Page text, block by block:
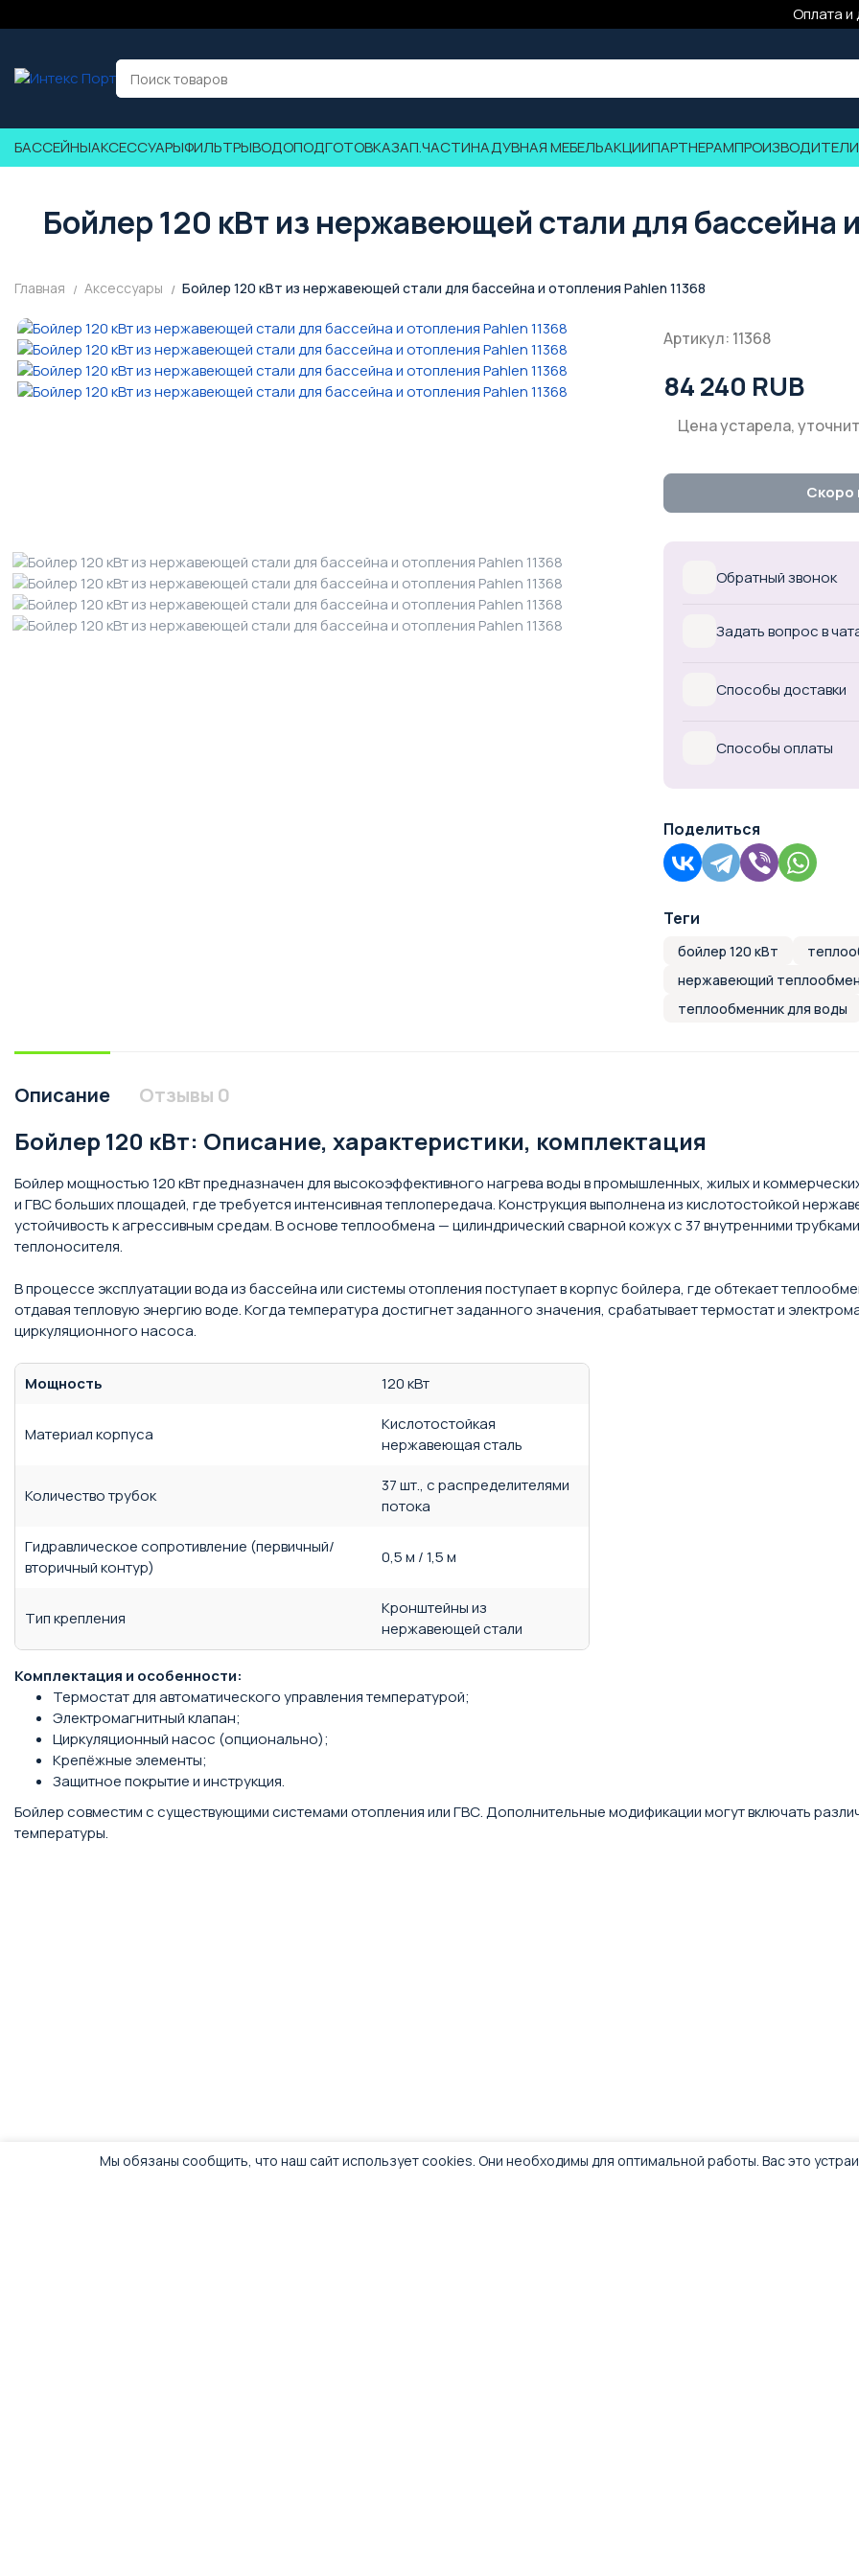
Оплата и
БАССЕЙНЫАКСЕССУАРЫФИЛЬТРЫВОДОПОДГОТОВКАЗАП.ЧАСТИНАДУВНАЯ МЕБЕЛЬАКЦИИПАРТНЕРАМПРОИЗВОДИТЕЛИ
Бойлер 120 кВт из нержавеющей стали для бассейна
Главная Аксессуары Бойлер 120 кВт из нержавеющей стали для бассейна и отопления Pahlen 11368
Артикул: 11368
84 240 RUB
Цена устарела,
Скоро
Обратный звонок
Задать вопрос в
Способы доставки
Способы оплаты
Поделиться
Теги
бойлер 120 кВт
нержавеющий
теплообменник для воды
Описание Отзывы 0
Бойлер 120 кВт: Описание, характеристики, комплектация
Бойлер мощностью 120 кВт предназначен для высокоэффективного нагрева воды в промышленных, жилых и
и ГВС больших площадей, где требуется интенсивная теплопередача. Конструкция выполнена из кислотостойкой
устойчивость к агрессивным средам. В основе теплообмена — цилиндрический сварной кожух с 37 внутренними
теплоносителя.
В процессе эксплуатации вода из бассейна или системы отопления поступает в корпус бойлера, где обтекает
отдавая тепловую энергию воде. Когда температура достигнет заданного значения, срабатывает термостат и
циркуляционного насоса.
Мощность 120 кВт
Материал корпуса
Кислотостойкая
нержавеющая сталь
Количество трубок
37 шт., с распределителями
потока
Гидравлическое сопротивление (первичный/
вторичный контур)
0,5 м / 1,5 м
Тип крепления
Кронштейны из
нержавеющей стали
Комплектация и особенности:
Термостат для автоматического управления температурой;
Электромагнитный клапан;
Циркуляционный насос (опционально);
Крепёжные элементы;
Защитное покрытие и инструкция.
Бойлер совместим с существующими системами отопления или ГВС. Дополнительные модификации могут включать
температуры.
Мы обязаны сообщить, что наш сайт использует cookies. Они необходимы для оптимальной работы. Вас это